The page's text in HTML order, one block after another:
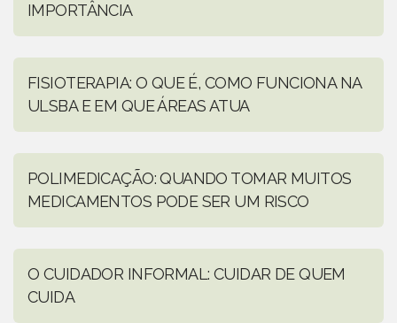
IMPORTÂNCIA
FISIOTERAPIA: O QUE É, COMO FUNCIONA NA
ULSBA E EM QUE ÁREAS ATUA
POLIMEDICAÇÃO: QUANDO TOMAR MUITOS
MEDICAMENTOS PODE SER UM RISCO
O CUIDADOR INFORMAL: CUIDAR DE QUEM
CUIDA